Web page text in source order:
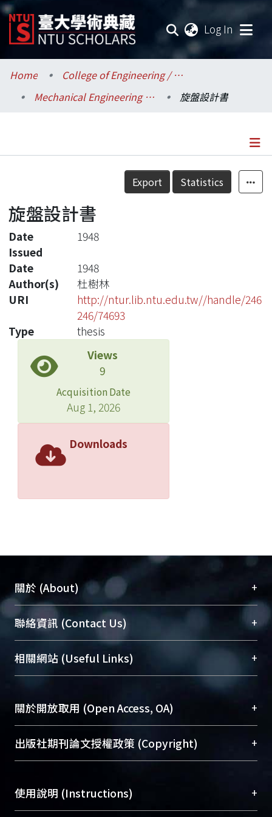
Log In
Communities & Collections
Research Outputs
Statistics
Home
College of Engineering / 工學院
Mechanical Engineering / 機械工程學系
旋盤設計書
Details
Export Statistics
旋盤設計書
Date
Issued
1948
Date
1948
Author(s)
杜樹林
URI
http://ntur.lib.ntu.edu.tw//handle/246
246/74693
Type
thesis
Views
9
Acquisition Date
Aug 1, 2026
Downloads
關於 (About) +
臺大位居世界頂尖大學之列，為永久珍藏及向國際
展現本校豐碩的研究成果及學術能量，圖書館整合
機構典藏（NTUR）與學術庫（AH）不同功能平
台，成為臺大學術典藏NTU scholars。期能整合研
究能量、促進交流合作、保存學術產出、推廣研究
成果。
To permanently archive and promote researcher
profiles and scholarly works, Library integrates the
services of “NTU Repository” with “Academic
聯絡資訊 (Contact Us) +
總館學科館員(Main Library)
醫學圖書館學科館員(Medical Library)
(Social
Sciences Library)
相關網站 (Useful Links) +
關於開放取用 (Open Access, OA) +
開放取用是從使用者角度提升資訊取用性的社會運
動，應用在學術研究上是透過將研究著作公開供使
用逐年攀升。同時可加速研究發展、提升研究影響
出版社期刊論文授權政策 (Copyright) +
含部分內容的版權非匯入者所有，或由第三方贊
助與合作完成，請確認該版權所有者及第三方同
使用說明 (Instructions) +